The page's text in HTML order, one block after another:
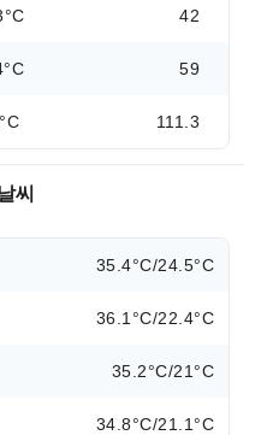
42
59
111.3
씨
35.4°C/24.5°C
36.1°C/22.4°C
35.2°C/21°C
34.8°C/21.1°C